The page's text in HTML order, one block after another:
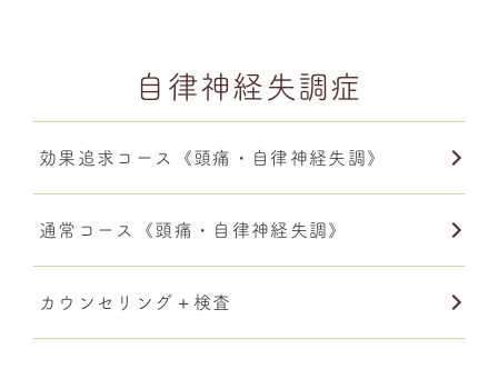
自律神経失調症
効果追求コース《頭痛・自律神経失調》
通常コース《頭痛・自律神経失調》
カウンセリング＋検査